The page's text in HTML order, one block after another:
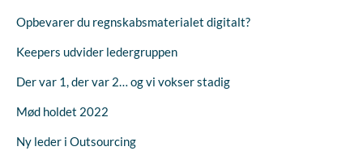
Opbevarer du regnskabsmaterialet digitalt?
Keepers udvider ledergruppen
Der var 1, der var 2… og vi vokser stadig
Mød holdet 2022
Ny leder i Outsourcing